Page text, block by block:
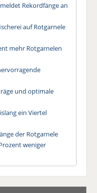
Rekordfänge an
auf Rotgarnele
mehr Rotgarnelen
und optimale
ein Viertel
der Rotgarnele
weniger